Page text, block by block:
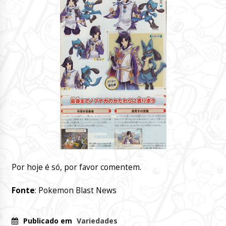
Por hoje é só, por favor comentem.
Fonte: Pokemon Blast News
Publicado em Variedades